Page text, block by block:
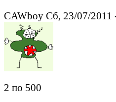
CAWboy Сб, 23/07/2011
2 по 500